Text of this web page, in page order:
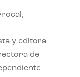
y editora
de